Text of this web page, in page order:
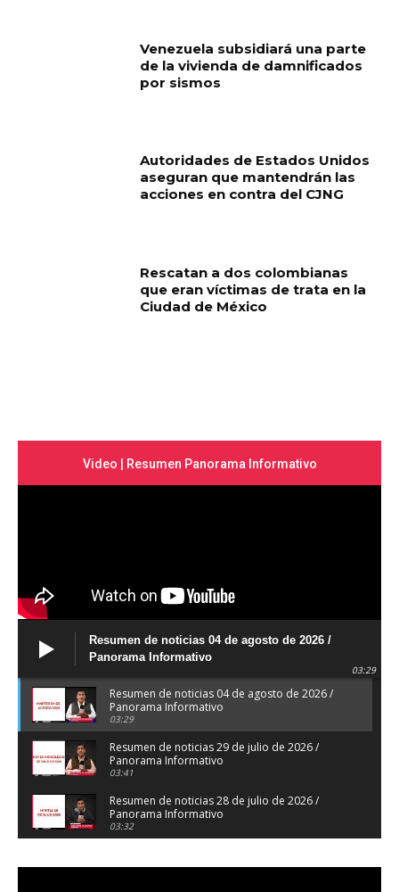
Venezuela subsidiará una parte
de la vivienda de damnificados
por sismos
Autoridades de Estados Unidos
aseguran que mantendrán las
acciones en contra del CJNG
Rescatan a dos colombianas
que eran víctimas de trata en la
Ciudad de México
Video | Resumen Panorama Informativo
Resumen de noticias 04 de agosto de 2026 /
Panorama Informativo
03:29
Resumen de noticias 04 de agosto de 2026 /
Panorama Informativo
03:29
Resumen de noticias 29 de julio de 2026 /
Panorama Informativo
03:41
Resumen de noticias 28 de julio de 2026 /
Panorama Informativo
03:32
Panorama Informativo